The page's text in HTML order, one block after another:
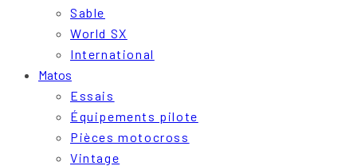
Sable
World SX
International
Matos
Essais
Équipements pilote
Pièces motocross
Vintage